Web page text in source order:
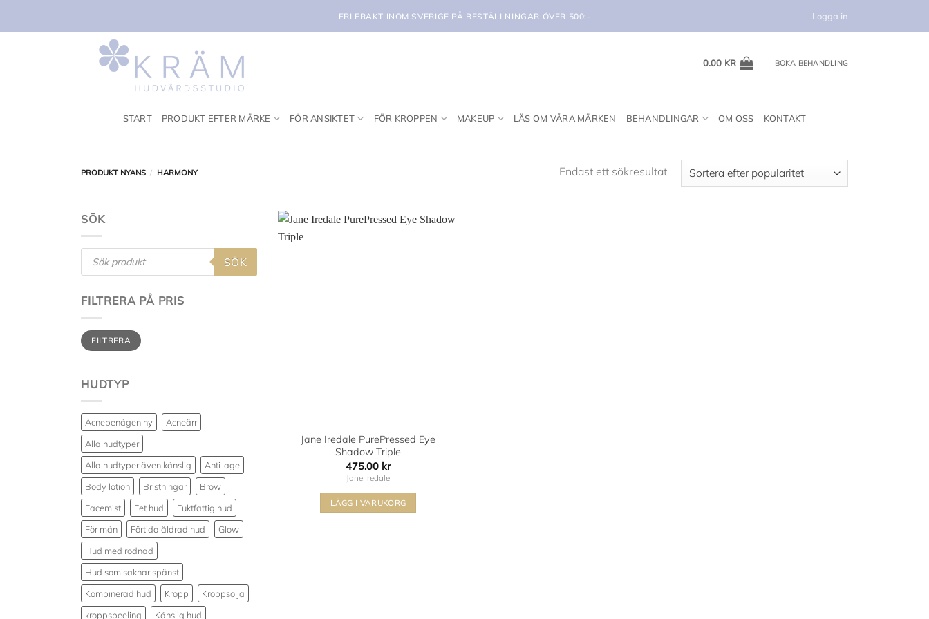
FRI FRAKT INOM SVERIGE PÅ BESTÄLLNINGAR ÖVER 500:- Logga in
0.00 KR BOKA BEHANDLING
START PRODUKT EFTER MÄRKE FÖR ANSIKTET FÖR KROPPEN MAKEUP LÄS OM VÅRA MÄRKEN BEHANDLINGAR OM OSS KONTAKT
PRODUKT NYANS / HARMONY Endast ett sökresultat
SÖK
Products
search
SÖK
FILTRERA PÅ PRIS
Min
pris
Max
prisFILTRERA
HUDTYP
Acnebenägen hy
Acneärr
Alla hudtyper
Alla hudtyper även känslig
Anti-age
Body lotion
Bristningar
Brow
Facemist
Fet hud
Fuktfattig hud
För män
Förtida åldrad hud
Glow
Hud med rodnad
Hud som saknar spänst
Kombinerad hud
Kropp
Kroppsolja
kroppspeeling
Känslig hud
Jane Iredale PurePressed Eye
Shadow Triple
475.00 kr
Jane Iredale
LÄGG I VARUKORG